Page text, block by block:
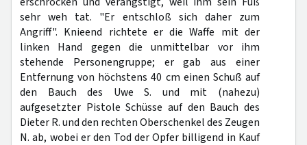
sehr weh tat. "Er entschloß sich daher zum
Angriff". Knieend richtete er die Waffe mit der
linken Hand gegen die unmittelbar vor ihm
stehende Personengruppe; er gab aus einer
Entfernung von höchstens 40 cm einen Schuß auf
den Bauch des Uwe S. und mit (nahezu)
aufgesetzter Pistole Schüsse auf den Bauch des
Dieter R. und den rechten Oberschenkel des Zeugen
N. ab, wobei er den Tod der Opfer billigend in Kauf